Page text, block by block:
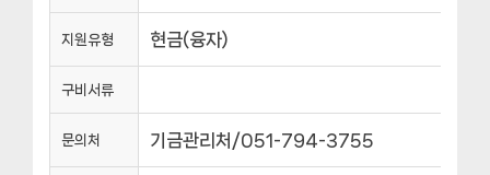
지원유형 현금(융자)
구비서류
문의처 기금관리처/051-794-3755